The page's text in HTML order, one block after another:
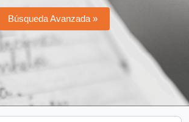
Búsqueda Avanzada »